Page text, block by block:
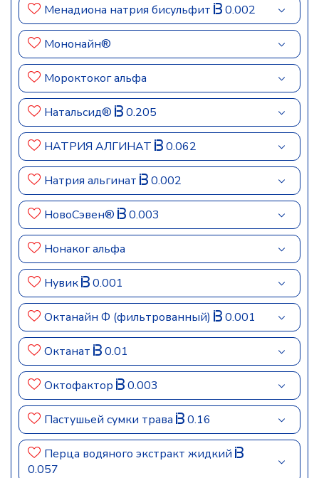
Менадиона натрия бисульфит 0.002
Мононайн®
Мороктоког альфа
Натальсид® 0.205
НАТРИЯ АЛГИНАТ 0.062
Натрия альгинат 0.002
НовоСэвен® 0.003
Нонаког альфа
Нувик 0.001
Октанайн Ф (фильтрованный) 0.001
Октанат 0.01
Октофактор 0.003
Пастушьей сумки трава 0.16
Перца водяного экстракт жидкий
0.057